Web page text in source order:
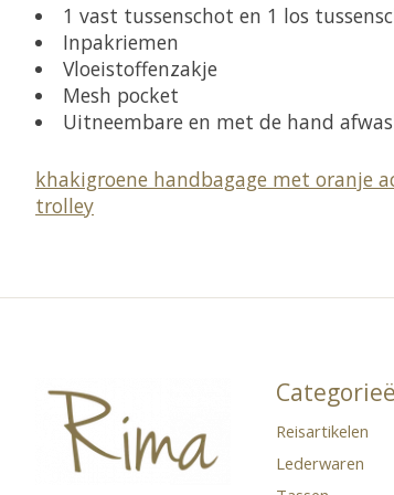
1 vast tussenschot en 1 los
Inpakriemen
Vloeistoffenzakje
Mesh pocket
Uitneembare en met de hand
khakigroene handbagage met oranje
trolley
Reisartikelen
Lederwaren